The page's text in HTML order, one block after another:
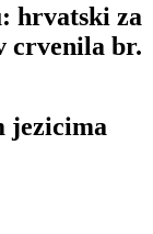
hrvatski za
crvenila br.
jezicima